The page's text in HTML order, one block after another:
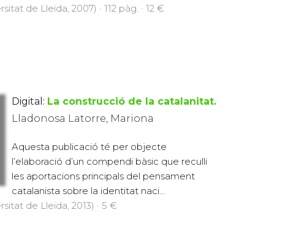
de Lleida, 2007) · 112 pàg. · 12 €
Digital: La construcció de la catalanitat.
Lladonosa Latorre, Mariona
Aquesta publicació té per objecte
l’elaboració d’un compendi bàsic que reculli
les aportacions principals del pensament
catalanista sobre la identitat naci...
de Lleida, 2013) · 5 €